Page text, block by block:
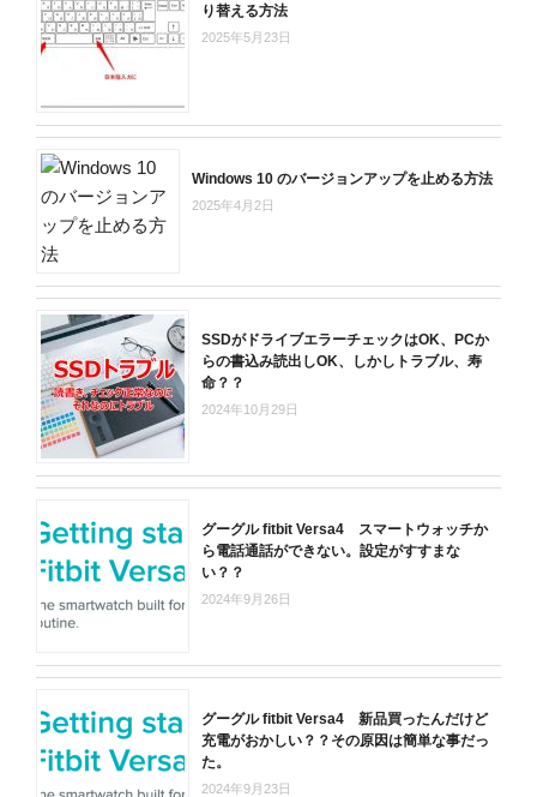
り替える方法
2025年5月23日
Windows 10 のバージョンアップを止める方法
2025年4月2日
SSDがドライブエラーチェックはOK、PCか
らの書込み読出しOK、しかしトラブル、寿
命？？
2024年10月29日
グーグル fitbit Versa4 スマートウォッチか
ら電話通話ができない。設定がすすまな
い？？
2024年9月26日
グーグル fitbit Versa4 新品買ったんだけど
充電がおかしい？？その原因は簡単な事だっ
た。
2024年9月23日